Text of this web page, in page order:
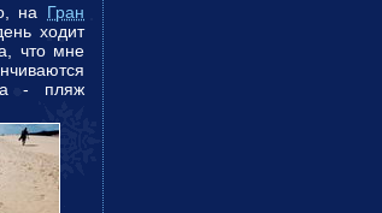
на Гран
ходит
что мне
- пляж